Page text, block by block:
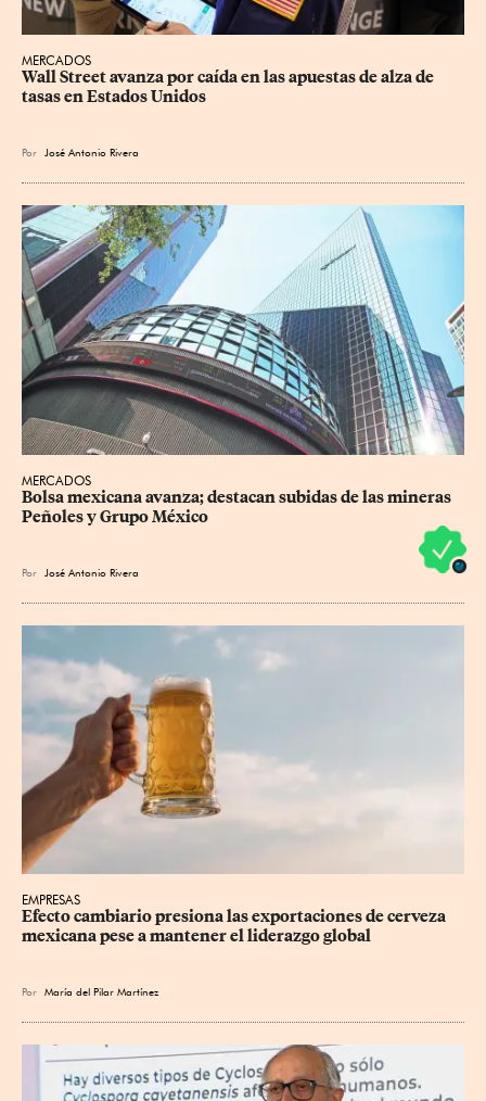
MERCADOS
Wall Street avanza por caída en las apuestas de alza de
tasas en Estados Unidos
Por José Antonio Rivera
MERCADOS
Bolsa mexicana avanza; destacan subidas de las mineras
Peñoles y Grupo México
Por José Antonio Rivera
EMPRESAS
Efecto cambiario presiona las exportaciones de cerveza
mexicana pese a mantener el liderazgo global
Por María del Pilar Martínez